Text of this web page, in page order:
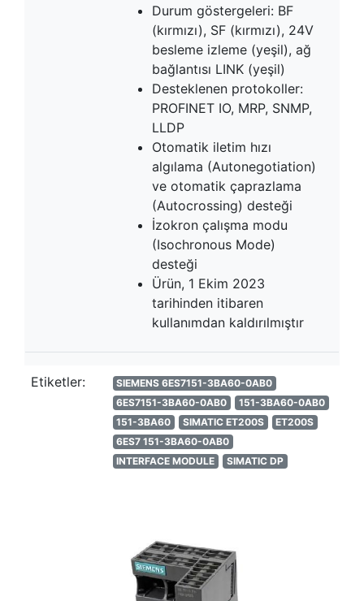
Durum göstergeleri: BF
(kırmızı), SF (kırmızı), 24V
besleme izleme (yeşil), ağ
bağlantısı LINK (yeşil)
Desteklenen protokoller:
PROFINET IO, MRP, SNMP,
LLDP
Otomatik iletim hızı
algılama (Autonegotiation)
ve otomatik çaprazlama
(Autocrossing) desteği
İzokron çalışma modu
(Isochronous Mode)
desteği
Ürün, 1 Ekim 2023
tarihinden itibaren
kullanımdan kaldırılmıştır
Etiketler:
SIEMENS 6ES7151-3BA60-0AB0
6ES7151-3BA60-0AB0
151-3BA60-0AB0
151-3BA60
SIMATIC ET200S
ET200S
6ES7 151-3BA60-0AB0
INTERFACE MODULE
SIMATIC DP